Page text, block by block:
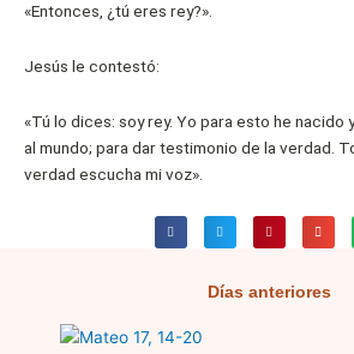
«Entonces, ¿tú eres rey?».
Jesús le contestó:
«Tú lo dices: soy rey. Yo para esto he nacido
al mundo; para dar testimonio de la verdad.
verdad escucha mi voz».
Días anteriores